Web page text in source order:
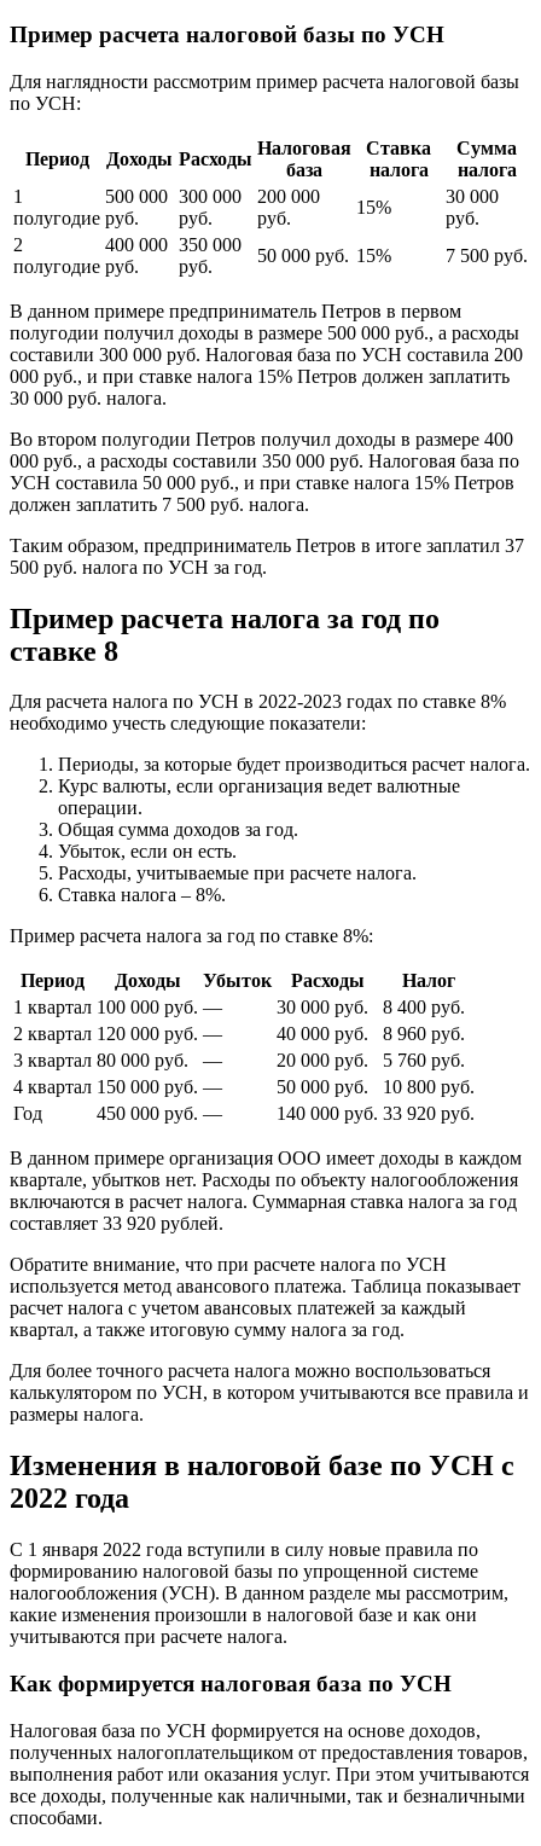
Пример расчета налоговой базы по УСН
Для наглядности рассмотрим пример расчета налоговой базы
по УСН:
Период Доходы Расходы
Налоговая
база
Ставка
налога
Сумма
налога
1
полугодие
500 000
руб.
300 000
руб.
200 000
руб.
15%
30 000
руб.
2
полугодие
400 000
руб.
350 000
руб.
50 000 руб. 15% 7 500 руб.
В данном примере предприниматель Петров в первом
полугодии получил доходы в размере 500 000 руб., а расходы
составили 300 000 руб. Налоговая база по УСН составила 200
000 руб., и при ставке налога 15% Петров должен заплатить
30 000 руб. налога.
Во втором полугодии Петров получил доходы в размере 400
000 руб., а расходы составили 350 000 руб. Налоговая база по
УСН составила 50 000 руб., и при ставке налога 15% Петров
должен заплатить 7 500 руб. налога.
Таким образом, предприниматель Петров в итоге заплатил 37
500 руб. налога по УСН за год.
Пример расчета налога за год по
ставке 8
Для расчета налога по УСН в 2022-2023 годах по ставке 8%
необходимо учесть следующие показатели:
Периоды, за которые будет производиться расчет налога.
Курс валюты, если организация ведет валютные
операции.
Общая сумма доходов за год.
Убыток, если он есть.
Расходы, учитываемые при расчете налога.
Ставка налога – 8%.
Пример расчета налога за год по ставке 8%:
Период Доходы Убыток Расходы
Налог
1 квартал 100 000 руб. — 30 000 руб.
8 400 руб.
2 квартал 120 000 руб. — 40 000 руб.
8 960 руб.
3 квартал 80 000 руб. — 20 000 руб.
5 760 руб.
4 квартал 150 000 руб. — 50 000 руб.
10 800 руб.
Год
450 000 руб. — 140 000 руб. 33 920 руб.
В данном примере организация ООО имеет доходы в каждом
квартале, убытков нет. Расходы по объекту налогообложения
включаются в расчет налога. Суммарная ставка налога за год
составляет 33 920 рублей.
Обратите внимание, что при расчете налога по УСН
используется метод авансового платежа. Таблица показывает
расчет налога с учетом авансовых платежей за каждый
квартал, а также итоговую сумму налога за год.
Для более точного расчета налога можно воспользоваться
калькулятором по УСН, в котором учитываются все правила и
размеры налога.
Изменения в налоговой базе по УСН с
2022 года
С 1 января 2022 года вступили в силу новые правила по
формированию налоговой базы по упрощенной системе
налогообложения (УСН). В данном разделе мы рассмотрим,
какие изменения произошли в налоговой базе и как они
учитываются при расчете налога.
Как формируется налоговая база по УСН
Налоговая база по УСН формируется на основе доходов,
полученных налогоплательщиком от предоставления товаров,
выполнения работ или оказания услуг. При этом учитываются
все доходы, полученные как наличными, так и безналичными
способами.